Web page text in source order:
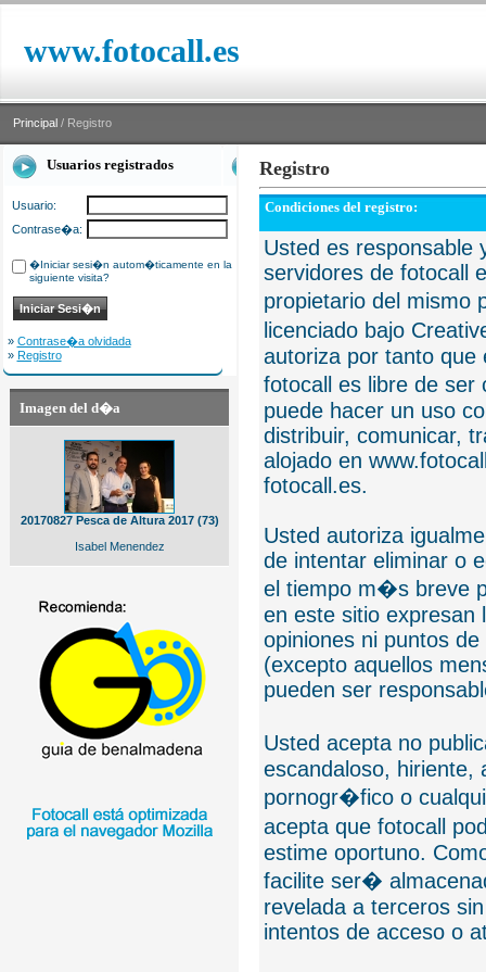
www.fotocall.es
Principal / Registro
Usuarios registrados
Usuario:
Contrase�a:
�Iniciar sesi�n autom�ticamente en la
siguiente visita?
» Contrase�a olvidada
» Registro
Imagen del d�a
20170827 Pesca de Altura 2017 (73)
Isabel Menendez
Registro
Condiciones del registro:
Usted es responsable
servidores de fotocall
propietario del mismo
licenciado bajo
autoriza por tanto que
fotocall es libre de
puede hacer un uso
distribuir, comunicar,
alojado en
fotocall.es.
Usted autoriza
de intentar eliminar o
el tiempo m�s breve
en este sitio expresan
opiniones ni puntos
(excepto aquellos
pueden ser
Usted acepta no
escandaloso, hiriente,
pornogr�fico o
acepta que fotocall
estime oportuno.
facilite ser�
revelada a terceros
intentos de acceso o